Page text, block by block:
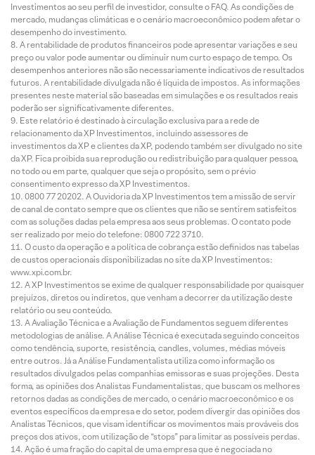
Investimentos ao seu perfil de investidor, consulte o FAQ. As condições de
mercado, mudanças climáticas e o cenário macroeconômico podem afetar o
desempenho do investimento.
A rentabilidade de produtos financeiros pode apresentar variações e seu
preço ou valor pode aumentar ou diminuir num curto espaço de tempo. Os
desempenhos anteriores não são necessariamente indicativos de resultados
futuros. A rentabilidade divulgada não é líquida de impostos. As informações
presentes neste material são baseadas em simulações e os resultados reais
poderão ser significativamente diferentes.
Este relatório é destinado à circulação exclusiva para a rede de
relacionamento da XP Investimentos, incluindo assessores de
investimentos da XP e clientes da XP, podendo também ser divulgado no site
da XP. Fica proibida sua reprodução ou redistribuição para qualquer pessoa,
no todo ou em parte, qualquer que seja o propósito, sem o prévio
consentimento expresso da XP Investimentos.
0800 77 20202. A Ouvidoria da XP Investimentos tem a missão de servir
de canal de contato sempre que os clientes que não se sentirem satisfeitos
com as soluções dadas pela empresa aos seus problemas. O contato pode
ser realizado por meio do telefone: 0800 722 3710.
O custo da operação e a política de cobrança estão definidos nas tabelas
de custos operacionais disponibilizadas no site da XP Investimentos:
www.xpi.com.br.
A XP Investimentos se exime de qualquer responsabilidade por quaisquer
prejuízos, diretos ou indiretos, que venham a decorrer da utilização deste
relatório ou seu conteúdo.
A Avaliação Técnica e a Avaliação de Fundamentos seguem diferentes
metodologias de análise. A Análise Técnica é executada seguindo conceitos
como tendência, suporte, resistência, candles, volumes, médias móveis
entre outros. Já a Análise Fundamentalista utiliza como informação os
resultados divulgados pelas companhias emissoras e suas projeções. Desta
forma, as opiniões dos Analistas Fundamentalistas, que buscam os melhores
retornos dadas as condições de mercado, o cenário macroeconômico e os
eventos específicos da empresa e do setor, podem divergir das opiniões dos
Analistas Técnicos, que visam identificar os movimentos mais prováveis dos
preços dos ativos, com utilização de “stops” para limitar as possíveis perdas.
Ação é uma fração do capital de uma empresa que é negociada no